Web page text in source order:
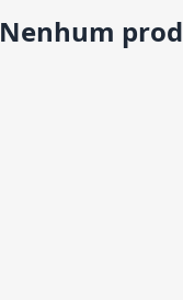
Nenhum